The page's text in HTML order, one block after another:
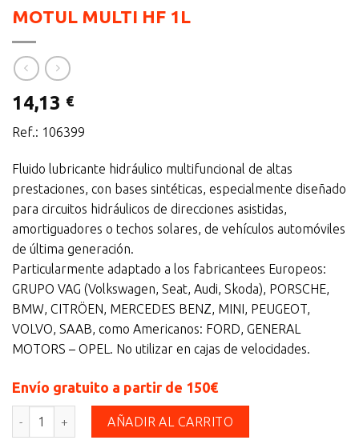
MOTUL MULTI HF 1L
14,13 €
Ref.: 106399
Fluido lubricante hidráulico multifuncional de altas
prestaciones, con bases sintéticas, especialmente diseñado
para circuitos hidráulicos de direcciones asistidas,
amortiguadores o techos solares, de vehículos automóviles
de última generación.
Particularmente adaptado a los fabricantees Europeos:
GRUPO VAG (Volkswagen, Seat, Audi, Skoda), PORSCHE,
BMW, CITRÖEN, MERCEDES BENZ, MINI, PEUGEOT,
VOLVO, SAAB, como Americanos: FORD, GENERAL
MOTORS – OPEL. No utilizar en cajas de velocidades.
Envío gratuito a partir de 150€
MOTUL MULTI HF 1L cantidad
AÑADIR AL CARRITO